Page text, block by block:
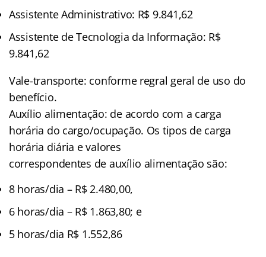
Assistente Administrativo: R$ 9.841,62
Assistente de Tecnologia da Informação: R$
9.841,62
Vale-transporte: conforme regral geral de uso do
benefício.
Auxílio alimentação: de acordo com a carga
horária do cargo/ocupação. Os tipos de carga
horária diária e valores
correspondentes de auxílio alimentação são:
8 horas/dia – R$ 2.480,00,
6 horas/dia – R$ 1.863,80; e
5 horas/dia R$ 1.552,86